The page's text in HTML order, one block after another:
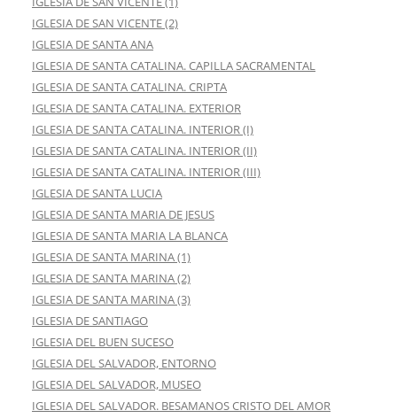
IGLESIA DE SAN VICENTE (2)
IGLESIA DE SANTA ANA
IGLESIA DE SANTA CATALINA. CAPILLA SACRAMENTAL
IGLESIA DE SANTA CATALINA. CRIPTA
IGLESIA DE SANTA CATALINA. EXTERIOR
IGLESIA DE SANTA CATALINA. INTERIOR (I)
IGLESIA DE SANTA CATALINA. INTERIOR (II)
IGLESIA DE SANTA CATALINA. INTERIOR (III)
IGLESIA DE SANTA LUCIA
IGLESIA DE SANTA MARIA DE JESUS
IGLESIA DE SANTA MARIA LA BLANCA
IGLESIA DE SANTA MARINA (1)
IGLESIA DE SANTA MARINA (2)
IGLESIA DE SANTA MARINA (3)
IGLESIA DE SANTIAGO
IGLESIA DEL BUEN SUCESO
IGLESIA DEL SALVADOR, ENTORNO
IGLESIA DEL SALVADOR, MUSEO
IGLESIA DEL SALVADOR. BESAMANOS CRISTO DEL AMOR